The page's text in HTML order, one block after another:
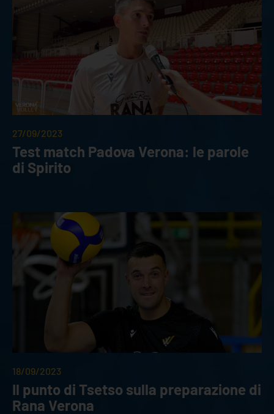
27/09/2023
Test match Padova Verona: le parole
di Spirito
18/09/2023
Il punto di Tsetso sulla preparazione di
Rana Verona